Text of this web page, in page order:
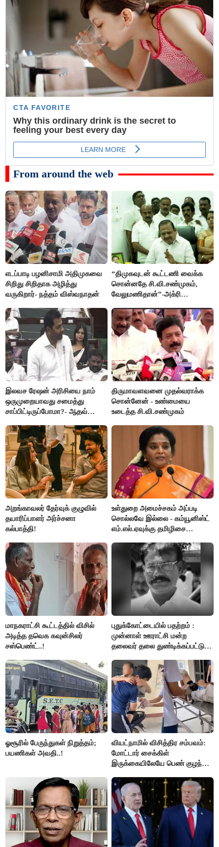
From around the web
எடப்பாடி பழனிசாமி அதிமுகவை
சிறிது சிறிதாக அழித்து
வருகிறார்- நத்தம் விஸ்வநாதன்
“திமுகவுடன் கூட்டணி வைக்க
சொன்னதே சி.வி.சண்முகம்,
வேலுமணிதான்”-அக்ரி
இலவச ரேஷன் அரிசியை நாம்
ஒருமுறையாவது சமைத்து
சாப்பிட்டிருப்போமா?- ஆதவ்
திருமாவளவனை முதல்வராக்க
சொன்னேன் - உண்மையை
உடைத்த சி.வி.சண்முகம்
அறங்காவலர் தேர்வுக் குழுவில்
தயாரிப்பாளர் அர்ச்சனா
கல்பாத்தி!
உள்துறை அமைச்சகம் அப்படி
சொல்லவே இல்லை - கம்யூனிஸ்ட்
எம்.எல்.ஏவுக்கு தமிழிசை
மாநகராட்சி கூட்டத்தில் விசில்
அடித்த தவெக கவுன்சிலர்
சஸ்பெண்ட்..!
புதுக்கோட்டையில் பதற்றம் :
முன்னாள் ஊராட்சி மன்ற
தலைவர் தலை துண்டிக்கப்பட்டு
ஓசூரில் பேருந்துகள் நிறுத்தம்;
பயணிகள் அவதி..!
வியட்நாமில் விசித்திர சம்பவம்:
மோட்டார் சைக்கிள்
இருக்கையிலேயே பெண் குழந்தை